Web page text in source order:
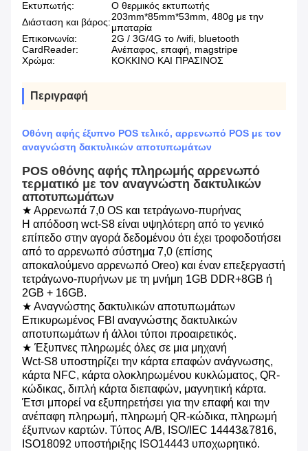
Εκτυπωτής:
Ο θερμικός εκτυπωτής
Διάσταση και βάρος:203mm*85mm*53mm, 480g με την
μπαταρία
Επικοινωνία:
2G / 3G/4G το /wifi, bluetooth
CardReader:
Ανέπαφος, επαφή, magstripe
Χρώμα:
ΚΟΚΚΙΝΟ ΚΑΙ ΠΡΑΣΙΝΟΣ
Περιγραφή
Οθόνη αφής έξυπνο POS τελικό, αρρενωπό POS με τον
αναγνώστη δακτυλικών αποτυπωμάτων
POS οθόνης αφής πληρωμής αρρενωπό
τερματικό με τον αναγνώστη δακτυλικών
αποτυπωμάτων
★ Αρρενωπά 7,0 OS και τετράγωνο-πυρήνας
Η απόδοση wct-S8 είναι υψηλότερη από το γενικό
επίπεδο στην αγορά δεδομένου ότι έχει τροφοδοτήσει
από το αρρενωπό σύστημα 7,0 (επίσης
αποκαλούμενο αρρενωπό Oreo) και έναν επεξεργαστή
τετράγωνο-πυρήνων με τη μνήμη 1GB DDR+8GB ή
2GB + 16GB.
★ Αναγνώστης δακτυλικών αποτυπωμάτων
Επικυρωμένος FBI αναγνώστης δακτυλικών
αποτυπωμάτων ή άλλοι τύποι προαιρετικός.
★ Έξυπνες πληρωμές όλες σε μια μηχανή
Wct-S8 υποστηρίζει την κάρτα επαφών ανάγνωσης,
κάρτα NFC, κάρτα ολοκληρωμένου κυκλώματος, QR-
κώδικας, διπλή κάρτα διεπαφών, μαγνητική κάρτα.
Έτσι μπορεί να εξυπηρετήσει για την επαφή και την
ανέπαφη πληρωμή, πληρωμή QR-κώδικα, πληρωμή
έξυπνων καρτών. Τύπος A/B, ISO/IEC 14443&7816,
ISO18092 υποστήριξης ISO14443 υποχωρητικό.